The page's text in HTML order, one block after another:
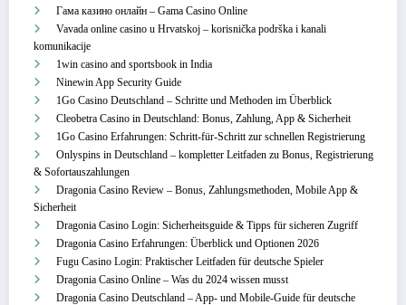
Гама казино онлайн – Gama Casino Online
Vavada online casino u Hrvatskoj – korisnička podrška i kanali
komunikacije
1win casino and sportsbook in India
Ninewin App Security Guide
1Go Casino Deutschland – Schritte und Methoden im Überblick
Cleobetra Casino in Deutschland: Bonus, Zahlung, App & Sicherheit
1Go Casino Erfahrungen: Schritt‑für‑Schritt zur schnellen Registrierung
Onlyspins in Deutschland – kompletter Leitfaden zu Bonus, Registrierung
& Sofortauszahlungen
Dragonia Casino Review – Bonus, Zahlungsmethoden, Mobile App &
Sicherheit
Dragonia Casino Login: Sicherheitsguide & Tipps für sicheren Zugriff
Dragonia Casino Erfahrungen: Überblick und Optionen 2026
Fugu Casino Login: Praktischer Leitfaden für deutsche Spieler
Dragonia Casino Online – Was du 2024 wissen musst
Dragonia Casino Deutschland – App‑ und Mobile‑Guide für deutsche